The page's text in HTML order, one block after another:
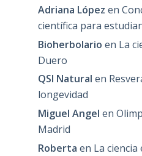
Adriana López en
científica para
Bioherbolario en La
Duero
QSI Natural en
longevidad
Miguel Angel en
Madrid
Roberta en La